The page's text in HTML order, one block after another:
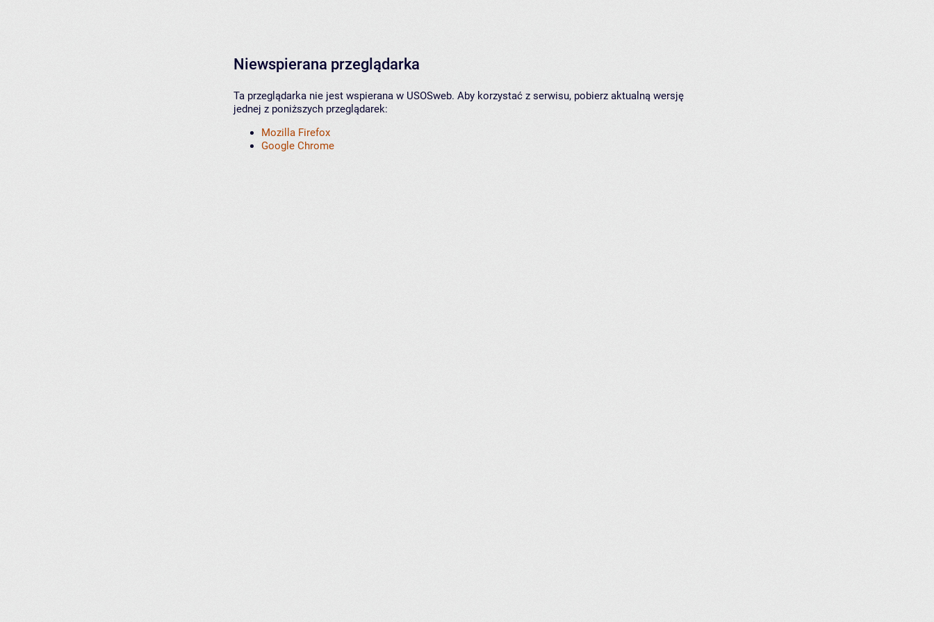
Niewspierana przeglądarka
Ta przeglądarka nie jest wspierana w USOSweb. Aby korzystać z serwisu, pobierz aktualną wersję
jednej z poniższych przeglądarek:
Mozilla Firefox
Google Chrome